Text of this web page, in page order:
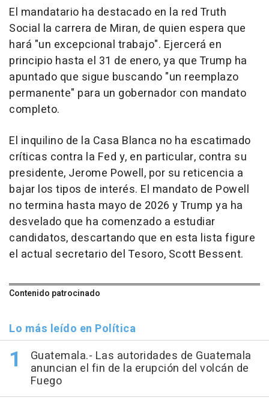
El mandatario ha destacado en la red Truth
Social la carrera de Miran, de quien espera que
hará "un excepcional trabajo". Ejercerá en
principio hasta el 31 de enero, ya que Trump ha
apuntado que sigue buscando "un reemplazo
permanente" para un gobernador con mandato
completo.
El inquilino de la Casa Blanca no ha escatimado
críticas contra la Fed y, en particular, contra su
presidente, Jerome Powell, por su reticencia a
bajar los tipos de interés. El mandato de Powell
no termina hasta mayo de 2026 y Trump ya ha
desvelado que ha comenzado a estudiar
candidatos, descartando que en esta lista figure
el actual secretario del Tesoro, Scott Bessent.
Contenido patrocinado
Lo más leído en Política
Guatemala.- Las autoridades de Guatemala
anuncian el fin de la erupción del volcán de
Fuego